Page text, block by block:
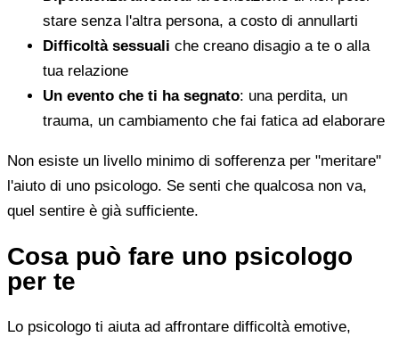
stare senza l'altra persona, a costo di annullarti
Difficoltà sessuali che creano disagio a te o alla
tua relazione
Un evento che ti ha segnato: una perdita, un
trauma, un cambiamento che fai fatica ad elaborare
Non esiste un livello minimo di sofferenza per "meritare"
l'aiuto di uno psicologo. Se senti che qualcosa non va,
quel sentire è già sufficiente.
Cosa può fare uno psicologo
per te
Lo psicologo ti aiuta ad affrontare difficoltà emotive,